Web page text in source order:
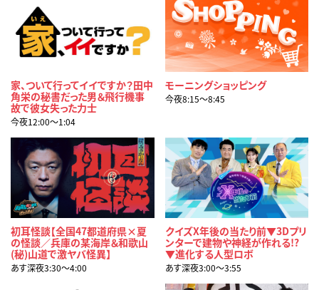
家、ついて行ってイイですか？田中
角栄の秘書だった男＆飛行機事
故で彼女失った力士
今夜12:00〜1:04
モーニングショッピング
今夜8:15〜8:45
初耳怪談【全国47都道府県×夏
の怪談／兵庫の某海岸＆和歌山
(秘)山道で激ヤバ怪異】
あす深夜3:30〜4:00
クイズX年後の当たり前▼3Dプリ
ンターで建物や神経が作れる!?
▼進化する人型ロボ
あす深夜3:00〜3:55